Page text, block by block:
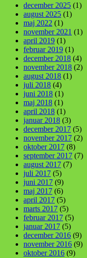
december 2025 (1)
august 2025 (1)
maj 2022 (1)
november 2021 (1)
april 2019 (1)
februar 2019 (1)
december 2018 (4)
november 2018 (2)
august 2018 (1)
juli 2018 (4)
juni 2018 (1)
maj 2018 (1)
april 2018 (1)
januar 2018 (3)
december 2017 (5)
november 2017 (2)
oktober 2017 (8)
september 2017 (7)
august 2017 (7)
juli 2017 (5)
juni 2017 (9)
maj 2017 (6)
april 2017 (5)
marts 2017 (5)
februar 2017 (5)
januar 2017 (5)
december 2016 (9)
november 2016 (9)
oktober 2016 (9)